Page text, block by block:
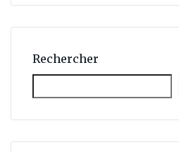
Rechercher